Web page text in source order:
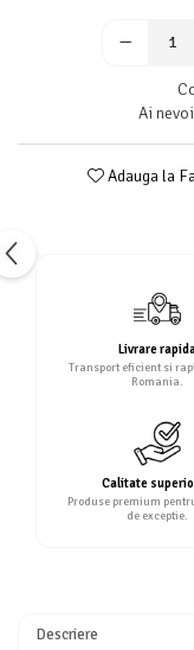
Ai
Adauga la
Livrare
Transport eficient si
Romania.
Calitate
Produse premium
de exceptie.
Descriere